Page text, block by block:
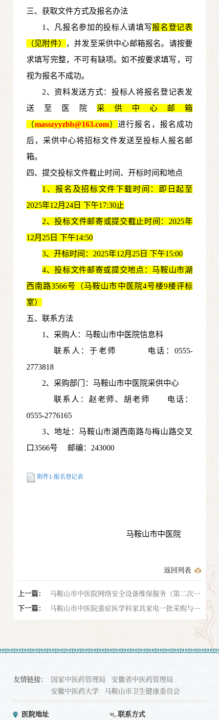
三、获取文件方式及报名办法
1、凡报名参加的投标人请填写报名登记表
（见附件）
，并发至采供中心邮箱报名。请按要
求填写完整，不可有缺项。如不按要求填写，可
视为报名不成功。
2、资料发送方式：投标人将报名登记表发
送至医院 采供中心邮箱
（masszyyzbb@163.com）进行报名，报名成功
后，采供中心将招标文件发送至投标人报名邮
箱。
四、提交投标文件截止时间、开标时间和地点
1 、报名及招标文件下载时间：即日起至
2025年12月24日 下午17:30止
2、投标文件邮寄或提交截止时间：2025年
12月25日 下午14:50
3、开标时间：2025年12月25日 下午15:00
4、投标文件邮寄或提交地点：马鞍山市湖
西南路3566号（马鞍山市中医院4号楼9楼评标
室）
五、联系方法
1、采购人：马鞍山市中医院信息科
联系人：于老师
电话：0555-
2773818
2、采购部门：马鞍山市中医院采供中心
联系人：赵老师、胡老师
电话：
0555-2776165
3、地址：马鞍山市湖西南路与梅山路交叉
口3566号 邮编：243000
附件1-报名登记表
马鞍山市中医院
返回列表
上一篇：
马鞍山市中医院网络安全设备维保服务（第二次）
招标公告
下一篇：
马鞍山市中医院重症医学科家具家电一批采购与安
友情链接： 国家中医药管理局
安徽省中医药管理局
安徽中医药大学
马鞍山市卫生健康委员会
医院地址 联系方式